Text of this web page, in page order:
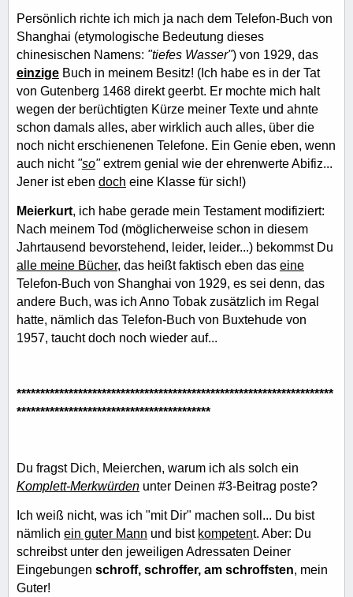
Persönlich richte ich mich ja nach dem Telefon-Buch von
Shanghai (etymologische Bedeutung dieses
chinesischen Namens: "tiefes Wasser") von 1929, das
einzige Buch in meinem Besitz! (Ich habe es in der Tat
von Gutenberg 1468 direkt geerbt. Er mochte mich halt
wegen der berüchtigten Kürze meiner Texte und ahnte
schon damals alles, aber wirklich auch alles, über die
noch nicht erschienenen Telefone. Ein Genie eben, wenn
auch nicht "so"extrem genial wie der ehrenwerte Abifiz...
Jener ist eben doch eine Klasse für sich!)
Meierkurt, ich habe gerade mein Testament modifiziert:
Nach meinem Tod (möglicherweise schon in diesem
Jahrtausend bevorstehend, leider, leider...) bekommst Du
alle meine Bücher, das heißt faktisch eben das eine
Telefon-Buch von Shanghai von 1929, es sei denn, das
andere Buch, was ich Anno Tobak zusätzlich im Regal
hatte, nämlich das Telefon-Buch von Buxtehude von
1957, taucht doch noch wieder auf...
*******************************************************************
*****************************************
Du fragst Dich, Meierchen, warum ich als solch ein
Komplett-Merkwürden unter Deinen #3-Beitrag poste?
Ich weiß nicht, was ich "mit Dir" machen soll... Du bist
nämlich ein guter Mann und bist kompetent. Aber: Du
schreibst unter den jeweiligen Adressaten Deiner
Eingebungen schroff, schroffer, am schroffsten, mein
Guter!